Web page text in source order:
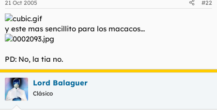
21 Oct 2005 #22
y este mas sencillito para los macacos...
PD: No, la tia no.
Lord Balaguer
Clásico